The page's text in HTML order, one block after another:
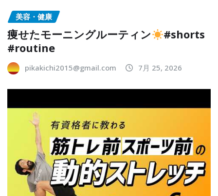
美容・健康
痩せたモーニングルーティン
#shorts
#routine
pikakichi2015@gmail.com 7月 25, 2026